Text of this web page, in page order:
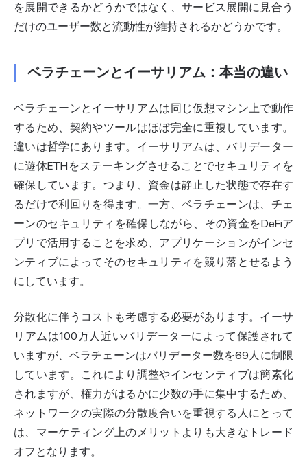
を展開できるかどうかではなく、サービス展開に見合う
だけのユーザー数と流動性が維持されるかどうかです。
ベラチェーンとイーサリアム：本当の違い
ベラチェーンとイーサリアムは同じ仮想マシン上で動作
するため、契約やツールはほぼ完全に重複しています。
違いは哲学にあります。イーサリアムは、バリデーター
に遊休ETHをステーキングさせることでセキュリティを
確保しています。つまり、資金は静止した状態で存在す
るだけで利回りを得ます。一方、ベラチェーンは、チェ
ーンのセキュリティを確保しながら、その資金をDeFiア
プリで活用することを求め、アプリケーションがインセ
ンティブによってそのセキュリティを競り落とせるよう
にしています。
分散化に伴うコストも考慮する必要があります。イーサ
リアムは100万人近いバリデーターによって保護されて
いますが、ベラチェーンはバリデーター数を69人に制限
しています。これにより調整やインセンティブは簡素化
されますが、権力がはるかに少数の手に集中するため、
ネットワークの実際の分散度合いを重視する人にとって
は、マーケティング上のメリットよりも大きなトレード
オフとなります。